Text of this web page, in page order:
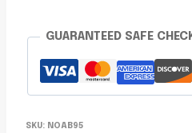
GUARANTEED SAFE
SKU: NOAB95